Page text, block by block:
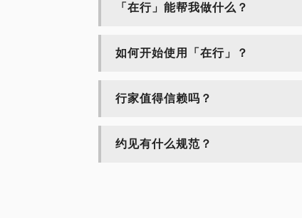
「在行」能帮我做什么？
如何开始使用「在行」？
行家值得信赖吗？
约见有什么规范？